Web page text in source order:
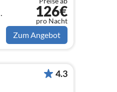
126€
pro Nacht
Zum Angebot
4.3